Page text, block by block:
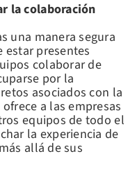
la colaboración
una manera segura
estar presentes
colaborar de
por la
asociados con la
a las empresas
equipos de todo el
la experiencia de
allá de sus